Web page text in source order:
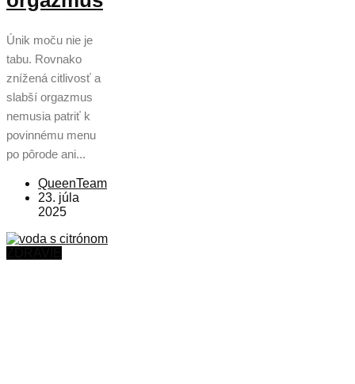
Únik moču nie je
tabu. Rovnako
znížená citlivosť a
slabší orgazmus
nemusia patriť k
povinnému menu
po pôrode ani...
QueenTeam
23. júla
2025